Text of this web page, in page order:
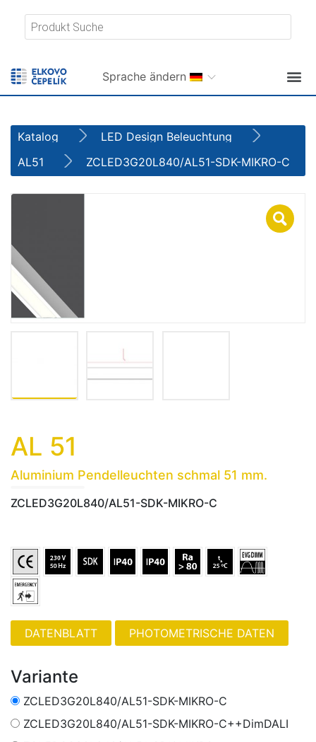
Sprache ändern
Katalog
LED Design Beleuchtung
AL51
ZCLED3G20L840/AL51-SDK-MIKRO-C
AL 51
Aluminium Pendelleuchten schmal 51 mm.
ZCLED3G20L840/AL51-SDK-MIKRO-C
PHOTOMETRISCHE DATEN
Variante
ZCLED3G20L840/AL51-SDK-MIKRO-C
ZCLED3G20L840/AL51-SDK-MIKRO-C++DimDALI